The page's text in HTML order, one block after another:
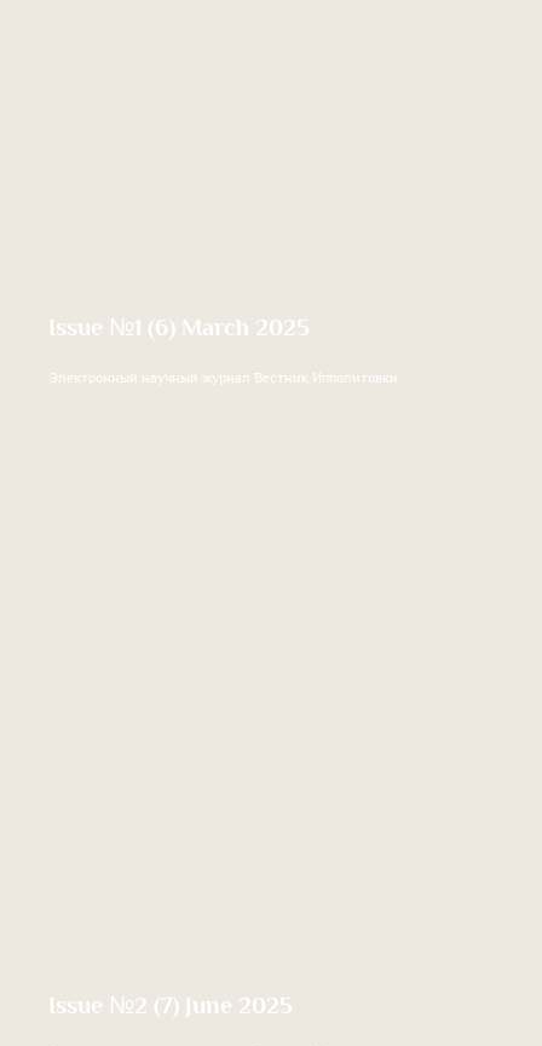
Issue №1 (6) March 2025
Электронный научный журнал Вестник Ипполитовки
Issue №2 (7) June 2025